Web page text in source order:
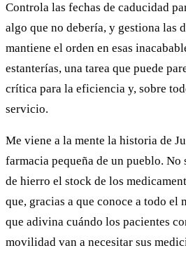
Controla las fechas de caducidad
algo que no debería, y gestiona las
mantiene el orden en esas
estanterías, una tarea que puede
crítica para la eficiencia y, sobre
servicio.
Me viene a la mente la historia de
farmacia pequeña de un pueblo. No
de hierro el stock de los
que, gracias a que conoce a todo el
que adivina cuándo los pacientes
movilidad van a necesitar sus